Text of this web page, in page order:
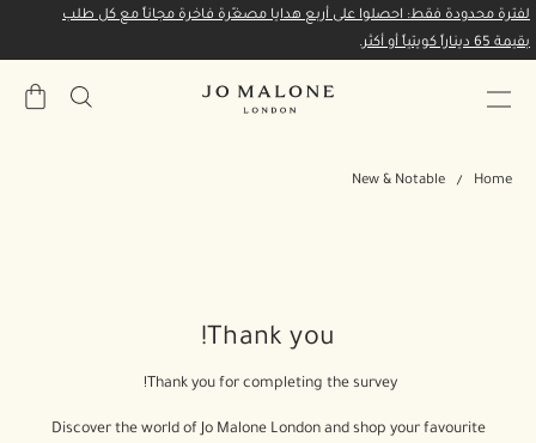
لفترة محدودة فقط: احصلوا على أربع هدايا مصغّرة فاخرة مجاناً مع كل طلب
بقيمة 65 ديناراً كويتياً أو أكثر.
حقيبة
Home
New & Notable
Thank you!
Thank you for completing the survey!
Discover the world of Jo Malone London and shop your favourite